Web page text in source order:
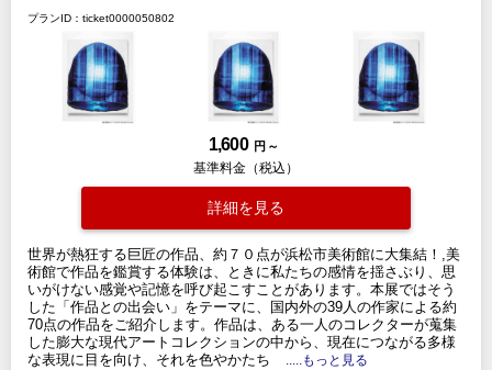
プランID：ticket0000050802
1,600 円 ～
基準料金（税込）
詳細を見る
世界が熱狂する巨匠の作品、約７０点が浜松市美術館に大集結！,美
術館で作品を鑑賞する体験は、ときに私たちの感情を揺さぶり、思
いがけない感覚や記憶を呼び起こすことがあります。本展ではそう
した「作品との出会い」をテーマに、国内外の39人の作家による約
70点の作品をご紹介します。作品は、ある一人のコレクターが蒐集
した膨大な現代アートコレクションの中から、現在につながる多様
な表現に目を向け、それを色やかたち
.....もっと見る